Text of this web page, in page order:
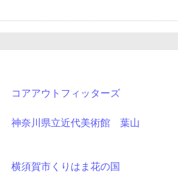
コアアウトフィッターズ
神奈川県立近代美術館 葉山
横須賀市くりはま花の国